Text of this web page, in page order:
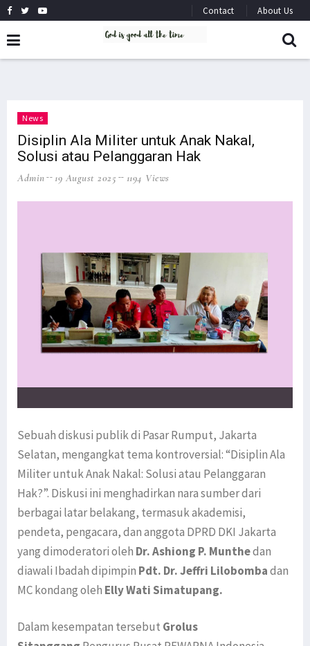
Contact About Us
News
Disiplin Ala Militer untuk Anak Nakal,
Solusi atau Pelanggaran Hak
Admin 19 August 2025 1194 Views
Sebuah diskusi publik di Pasar Rumput, Jakarta
Selatan, mengangkat tema kontroversial: “Disiplin Ala
Militer untuk Anak Nakal: Solusi atau Pelanggaran
Hak?”. Diskusi ini menghadirkan nara sumber dari
berbagai latar belakang, termasuk akademisi,
pendeta, pengacara, dan anggota DPRD DKI Jakarta
yang dimoderatori oleh Dr. Ashiong P. Munthedan
diawali Ibadah dipimpin Pdt. Dr. Jeffri Lilobombadan
MC kondang oleh Elly Wati Simatupang.
Dalam kesempatan tersebut Grolus